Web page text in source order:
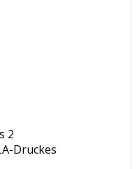
2
Druckes